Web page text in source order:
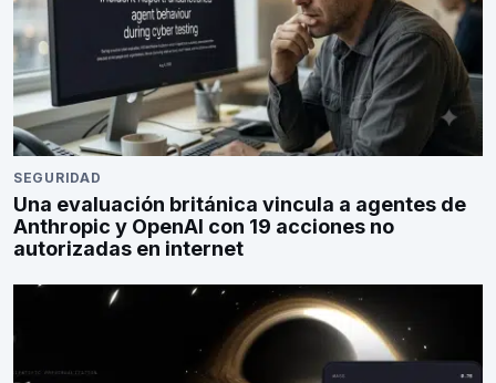
SEGURIDAD
Una evaluación británica vincula a agentes de
Anthropic y OpenAI con 19 acciones no
autorizadas en internet